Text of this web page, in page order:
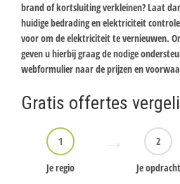
brand of kortsluiting verkleinen? Laat
huidige bedrading en elektriciteit
voor om de elektriciteit te vernieuwen.
geven u hierbij graag de nodige
webformulier naar de prijzen en
Gratis offertes
1
Je regio
2
Je opdracht